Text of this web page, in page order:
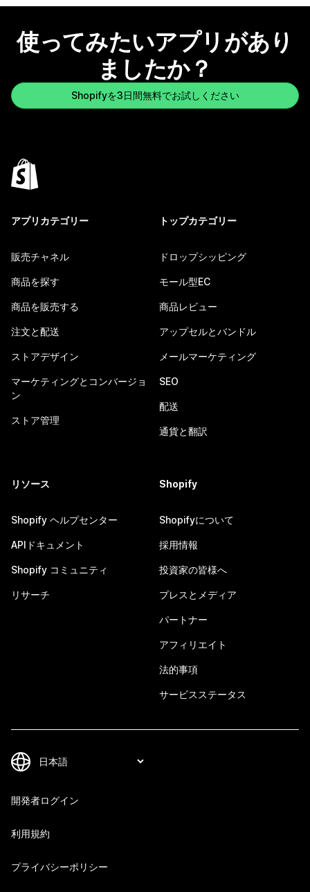
使ってみたいアプリがあり
ましたか？
Shopifyを3日間無料でお試しください
アプリカテゴリー
販売チャネル
商品を探す
商品を販売する
注文と配送
ストアデザイン
マーケティングとコンバージョ
ン
ストア管理
トップカテゴリー
ドロップシッピング
モール型EC
商品レビュー
アップセルとバンドル
メールマーケティング
SEO
配送
通貨と翻訳
リソース
Shopify ヘルプセンター
APIドキュメント
Shopify コミュニティ
リサーチ
Shopify
Shopifyについて
採用情報
投資家の皆様へ
プレスとメディア
パートナー
アフィリエイト
法的事項
サービスステータス
開発者ログイン
利用規約
プライバシーポリシー